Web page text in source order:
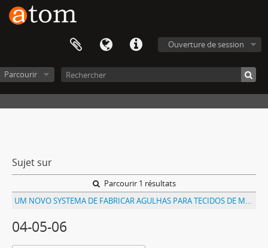
Ouverture de session
Parcourir
Sujet sur
Parcourir 1 résultats
UM NOVO SYSTEMA DE FABRICAR AGULHAS PARA TECIDOS DE MEIA E OUTROS DE MALHA
04-05-06